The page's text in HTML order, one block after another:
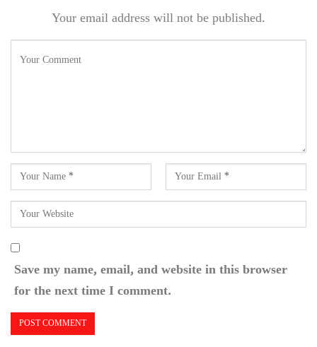
Your email address will not be published.
Save my name, email, and website in this browser
for the next time I comment.